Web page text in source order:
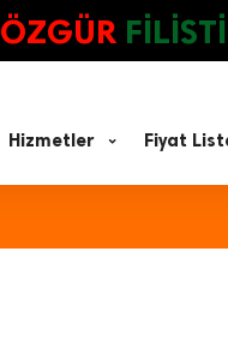
ÖZGÜR
Hizmetler Fiyat